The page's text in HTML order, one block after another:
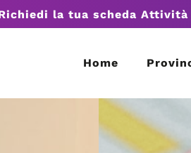
la tua scheda
Home